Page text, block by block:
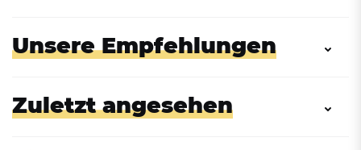
Unsere Empfehlungen
Zuletzt angesehen